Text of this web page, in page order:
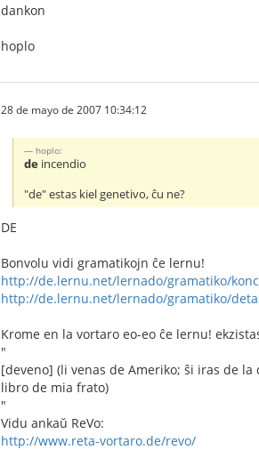
dankon
hoplo
28 de mayo de 2007 10:34:12
hoplo:
de incendio
"de" estas kiel genetivo, ĉu ne?
DE
Bonvolu vidi gramatikojn ĉe lernu!
http://de.lernu.net/lernado/gramatiko/
http://de.lernu.net/lernado/gramatiko/
Krome en la vortaro eo-eo ĉe lernu!
"
[deveno] (li venas de Ameriko; ŝi iras de
libro de mia frato)
"
Vidu ankaŭ ReVo:
http://www.reta-vortaro.de/revo/